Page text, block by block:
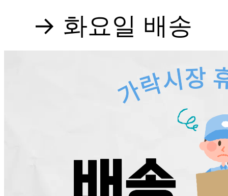
→ 화요일 배송